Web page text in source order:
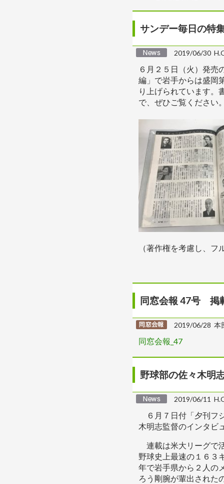
サンデー毎日の特
2019/06/30
６月２５日（火）発売
編」で岩手からは盛岡
り上げられています。
で、ぜひご覧ください
（著作権を考慮し、
同窓会報 47号 掲
2019/06/28 本
同窓会報_47
野球部の佐々木明
2019/06/11
６月７日付「夕刊フ
木明志監督のインタビ
連載は米大リーグで
野球史上最速の１６３
年で岩手県から２人の
ろう剛腕が輩出された